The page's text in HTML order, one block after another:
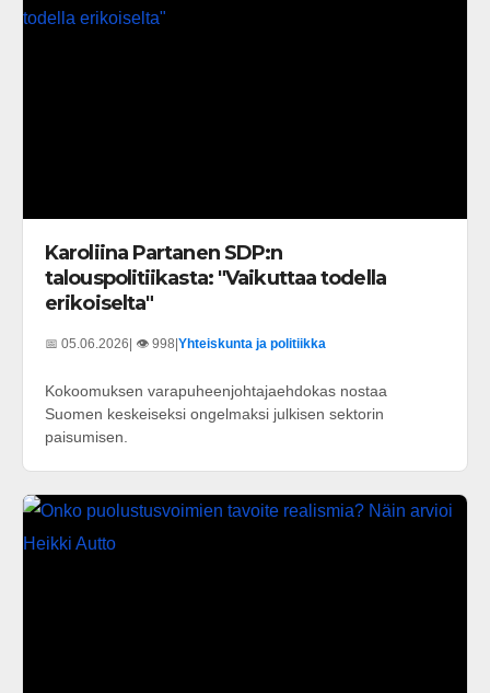
Karoliina Partanen SDP:n
talouspolitiikasta: "Vaikuttaa todella
erikoiselta"
📅 05.06.2026 | 👁️ 998 Yhteiskunta ja politiikka
Kokoomuksen varapuheenjohtajaehdokas nostaa
Suomen keskeiseksi ongelmaksi julkisen sektorin
paisumisen.